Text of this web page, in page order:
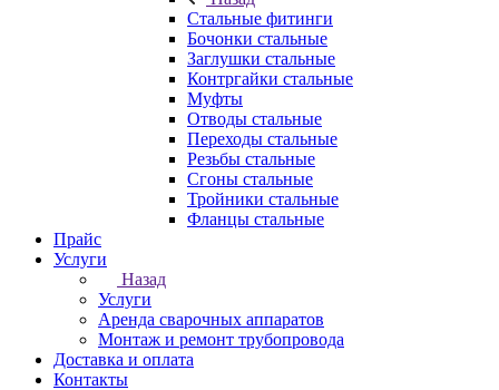
Стальные фитинги
Бочонки стальные
Заглушки стальные
Контргайки стальные
Муфты
Отводы стальные
Переходы стальные
Резьбы стальные
Сгоны стальные
Тройники стальные
Фланцы стальные
Прайс
Услуги
Назад
Услуги
Аренда сварочных аппаратов
Монтаж и ремонт трубопровода
Доставка и оплата
Контакты